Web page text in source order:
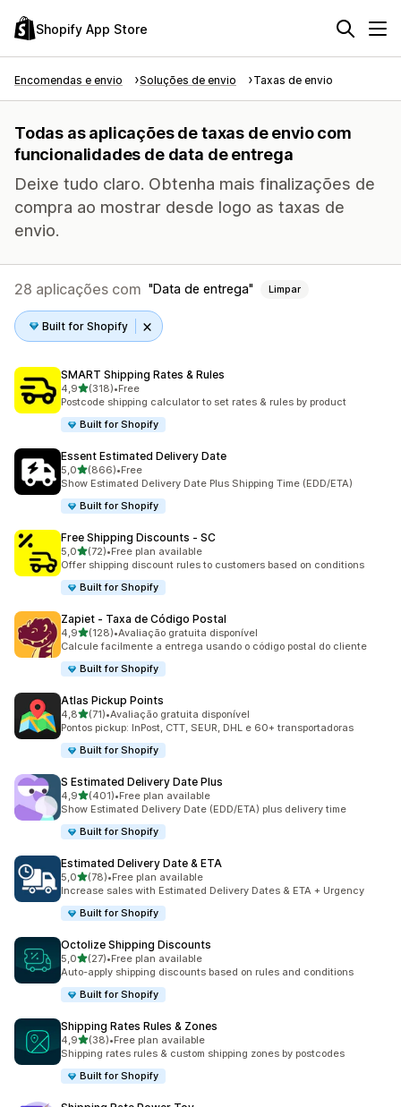
Shopify App Store
Encomendas e envio Soluções de envio Taxas de envio
Todas as aplicações de taxas de envio com
funcionalidades de data de entrega
Deixe tudo claro. Obtenha mais finalizações de
compra ao mostrar desde logo as taxas de
envio.
28 aplicações com Data de entrega Limpar
Built for Shopify
SMART Shipping Rates & Rules
4,9de 5 estrelas
(318)
318 total de avaliações
•Free
Postcode shipping calculator to set rates & rules by product
Built for Shopify
Essent Estimated Delivery Date
5,0de 5 estrelas
(866)
866 total de avaliações
•Free
Show Estimated Delivery Date Plus Shipping Time (EDD/ETA)
Built for Shopify
Free Shipping Discounts ‑ SC
5,0de 5 estrelas
(72)
72 total de avaliações
•Free plan available
Offer shipping discount rules to customers based on conditions
Built for Shopify
Zapiet ‑ Taxa de Código Postal
4,9de 5 estrelas
(128)
128 total de avaliações
•Avaliação gratuita disponível
Calcule facilmente a entrega usando o código postal do cliente
Built for Shopify
Atlas Pickup Points
4,8de 5 estrelas
(71)
71 total de avaliações
•Avaliação gratuita disponível
Pontos pickup: InPost, CTT, SEUR, DHL e 60+ transportadoras
Built for Shopify
S Estimated Delivery Date Plus
4,9de 5 estrelas
(401)
401 total de avaliações
•Free plan available
Show Estimated Delivery Date (EDD/ETA) plus delivery time
Built for Shopify
Estimated Delivery Date & ETA
5,0de 5 estrelas
(78)
78 total de avaliações
•Free plan available
Increase sales with Estimated Delivery Dates & ETA + Urgency
Built for Shopify
Octolize Shipping Discounts
5,0de 5 estrelas
(27)
27 total de avaliações
•Free plan available
Auto-apply shipping discounts based on rules and conditions
Built for Shopify
Shipping Rates Rules & Zones
4,9de 5 estrelas
(38)
38 total de avaliações
•Free plan available
Shipping rates rules & custom shipping zones by postcodes
Built for Shopify